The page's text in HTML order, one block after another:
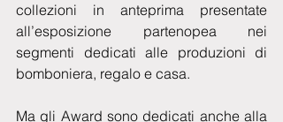
collezioni in anteprima presentate
all’esposizione partenopea nei
segmenti dedicati alle produzioni di
bomboniera, regalo e casa.
Ma gli Award sono dedicati anche alla